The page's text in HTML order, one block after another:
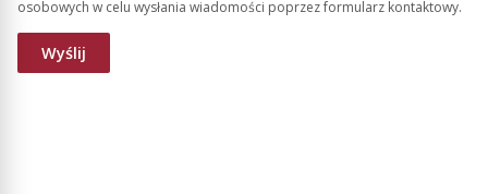
osobowych w celu wysłania wiadomości poprzez formularz kontaktowy.